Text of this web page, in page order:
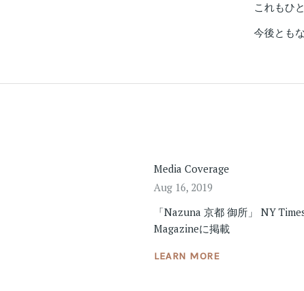
これもひ
今後とも
Media Coverage
Aug 16, 2019
「Nazuna 京都 御所」 NY
Magazineに掲載
LEARN MORE